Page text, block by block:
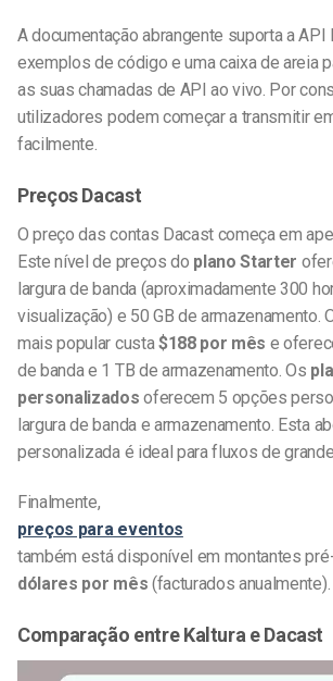
A documentação abrangente suporta a API
exemplos de código e uma caixa de areia
as suas chamadas de API ao vivo. Por
utilizadores podem começar a transmitir
facilmente.
Preços Dacast
O preço das contas Dacast começa em
Este nível de preços do plano Starter
largura de banda (aproximadamente 300
visualização) e 50 GB de armazenamento.
mais popular custa$188 por mês e
de banda e 1 TB de armazenamento. Os
personalizadosoferecem 5 opções
largura de banda e armazenamento. Esta
personalizada é ideal para fluxos de
Finalmente,
preços para eventos
também está disponível em montantes
dólares por mês (facturados anualmente).
Comparação entre Kaltura e Dacast